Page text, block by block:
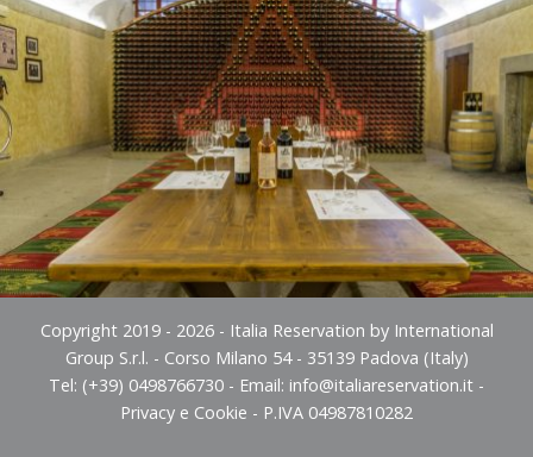
Copyright 2019 - 2026 - Italia Reservation by International
Group S.r.l. - Corso Milano 54 - 35139 Padova (Italy)
Tel: (+39) 0498766730 - Email: info@italiareservation.it -
Privacy e Cookie - P.IVA 04987810282